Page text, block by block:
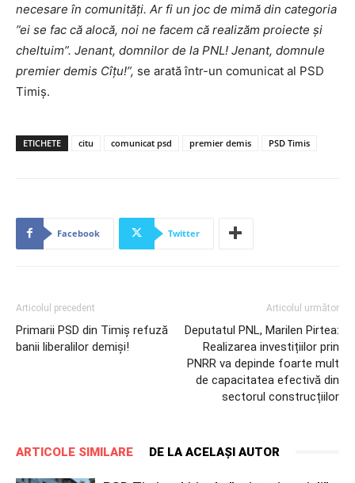
necesare în comunități. Ar fi un joc de mimă din categoria
”ei se fac că alocă, noi ne facem că realizăm proiecte și
cheltuim”. Jenant, domnilor de la PNL! Jenant, domnule
premier demis Cîțu!”, se arată într-un comunicat al PSD
Timiş.
ETICHETE citu comunicat psd premier demis PSD Timis
Facebook Twitter
Articolul precedent
Primarii PSD din Timiș refuză
banii liberalilor demiși!
Articolul următor
Deputatul PNL, Marilen Pirtea:
Realizarea investițiilor prin
PNRR va depinde foarte mult
de capacitatea efectivă din
sectorul construcțiilor
ARTICOLE SIMILARE DE LA ACELAȘI AUTOR